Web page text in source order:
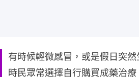
有時候輕微感冒，或是假日突
時民眾常選擇自行購買成藥治